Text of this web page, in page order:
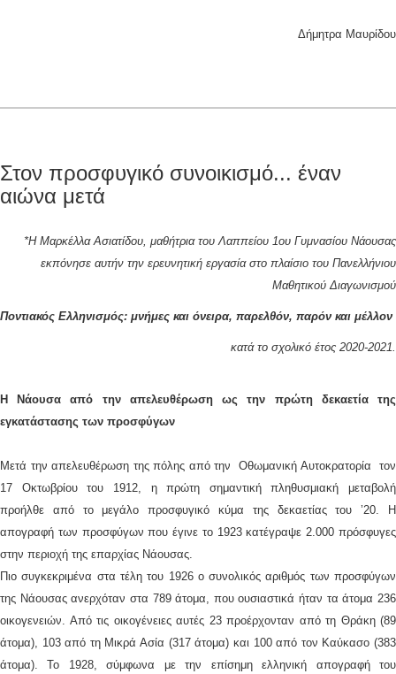
Δήμητρα Μαυρίδου
Στον προσφυγικό συνοικισμό... έναν
αιώνα μετά
*Η Μαρκέλλα Ασιατίδου, μαθήτρια του Λαππείου 1ου Γυμνασίου Νάουσας
εκπόνησε αυτήν την ερευνητική εργασία στο πλαίσιο του Πανελλήνιου
Μαθητικού Διαγωνισμού
Ποντιακός Ελληνισμός: μνήμες και όνειρα, παρελθόν, παρόν και μέλλον
κατά το σχολικό έτος 2020-2021.
Η Νάουσα από την απελευθέρωση ως την πρώτη δεκαετία της
εγκατάστασης των προσφύγων
Μετά την απελευθέρωση της πόλης από την Οθωμανική Αυτοκρατορία τον
17 Οκτωβρίου του 1912, η πρώτη σημαντική πληθυσμιακή μεταβολή
προήλθε από το μεγάλο προσφυγικό κύμα της δεκαετίας του ’20. Η
απογραφή των προσφύγων που έγινε το 1923 κατέγραψε 2.000 πρόσφυγες
στην περιοχή της επαρχίας Νάουσας.
Πιο συγκεκριμένα στα τέλη του 1926 ο συνολικός αριθμός των προσφύγων
της Νάουσας ανερχόταν στα 789 άτομα, που ουσιαστικά ήταν τα άτομα 236
οικογενειών. Από τις οικογένειες αυτές 23 προέρχονταν από τη Θράκη (89
άτομα), 103 από τη Μικρά Ασία (317 άτομα) και 100 από τον Καύκασο (383
άτομα). Το 1928, σύμφωνα με την επίσημη ελληνική απογραφή του